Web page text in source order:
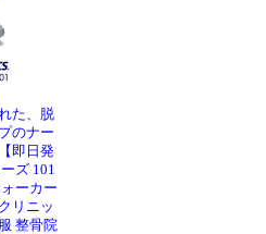
た、脱
のナー
即日発
ズ 101
ーカー
リニッ
整骨院